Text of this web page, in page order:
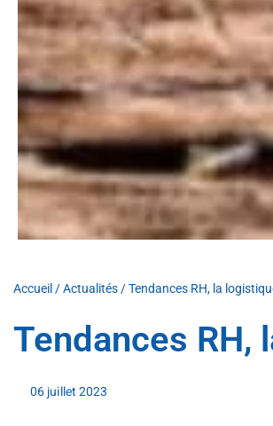
Accueil /Actualités /Tendances RH, la
Tendances RH,
06 juillet 2023